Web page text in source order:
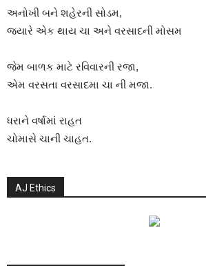
અનોખી બને શહેરની સોડમ,
જ્યારે એક થાય ચા અને વરસાદની મોસમ
જેમ બાળક માટે રવિવારની રજા,
એમ વરસતા વરસાદમા ચા ની મજા.
ધરાને વર્ષામાં રાહત
ચોમાસે ચાની ચાહત.
AJ Ethics